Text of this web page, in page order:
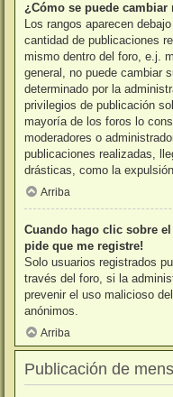
¿Cómo se puede cambiar
Los rangos aparecen
cantidad de publicaciones
mismo dentro del foro, e.j.
general, no puede cambiar
determinado por la
privilegios de publicación
mayoría de los foros lo
moderadores o
publicaciones realizadas,
drásticas, como la
Arriba
Cuando hago clic sobre
pide que me registre!
Solo usuarios registrados
través del foro, si la
prevenir el uso malicioso
anónimos.
Arriba
Publicación de